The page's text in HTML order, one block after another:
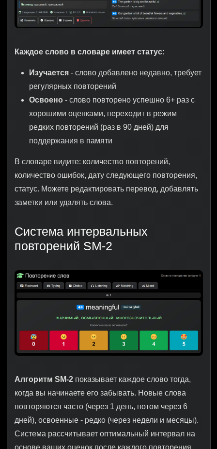
Каждое слово в словаре имеет статус:
Изучается- слово добавлено недавно, требует
регулярных повторений
Освоено- слово повторено успешно 6+ раз с
хорошими оценками, переходит в режим
редких повторений (раз в 90 дней) для
поддержания в памяти
В словаре видите: количество повторений,
количество ошибок, дату следующего повторения,
статус. Можете редактировать перевод, добавлять
заметки или удалять слова.
Система интервальных
повторений SM-2
Алгоритм SM-2показывает каждое слово тогда,
когда вы начинаете его забывать. Новые слова
повторяются часто (через 1 день, потом через 6
дней), освоенные - редко (через недели и месяцы).
Система рассчитывает оптимальный интервал на